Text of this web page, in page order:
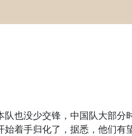
也没少交锋，中国队大部分
着手归化了，据悉，他们有